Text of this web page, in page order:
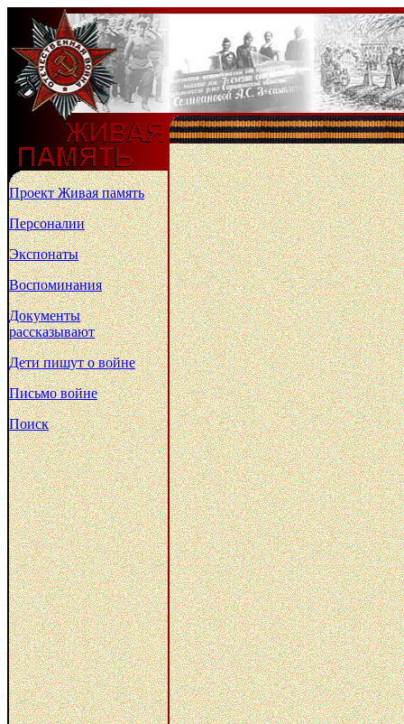
Проект Живая память
Персоналии
Экспонаты
Воспоминания
Документы
рассказывают
Дети пишут о войне
Письмо войне
Поиск